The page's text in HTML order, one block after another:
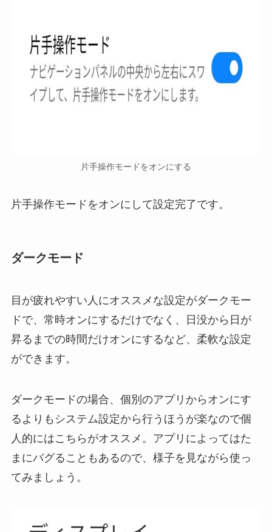
片手操作モードをオンにする
片手操作モードをオンにして設定完了です。
ダークモード
目が疲れやすい人にオススメな設定がダークモー
ドで、常時オンにするだけでなく、日没から日が
昇るまでの時間だけオンにするなど、柔軟な設定
ができます。
ダークモードの場合、個別のアプリからオンにす
るよりもシステム設定から行うほうが楽なので個
人的にはこちらがオススメ。アプリによってはた
まにバグることもあるので、様子を見ながら使っ
てみましょう。